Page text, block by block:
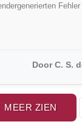
Door C. S.
MEER ZIEN